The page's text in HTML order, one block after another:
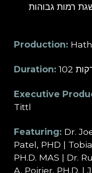
רמות גבוהות
Production:
Duration: דקות
Executive
Tittl
Featuring: Dr.
Patel, PHD |
PH.D. MAS | Dr.
A. Poirier, PH.D. |